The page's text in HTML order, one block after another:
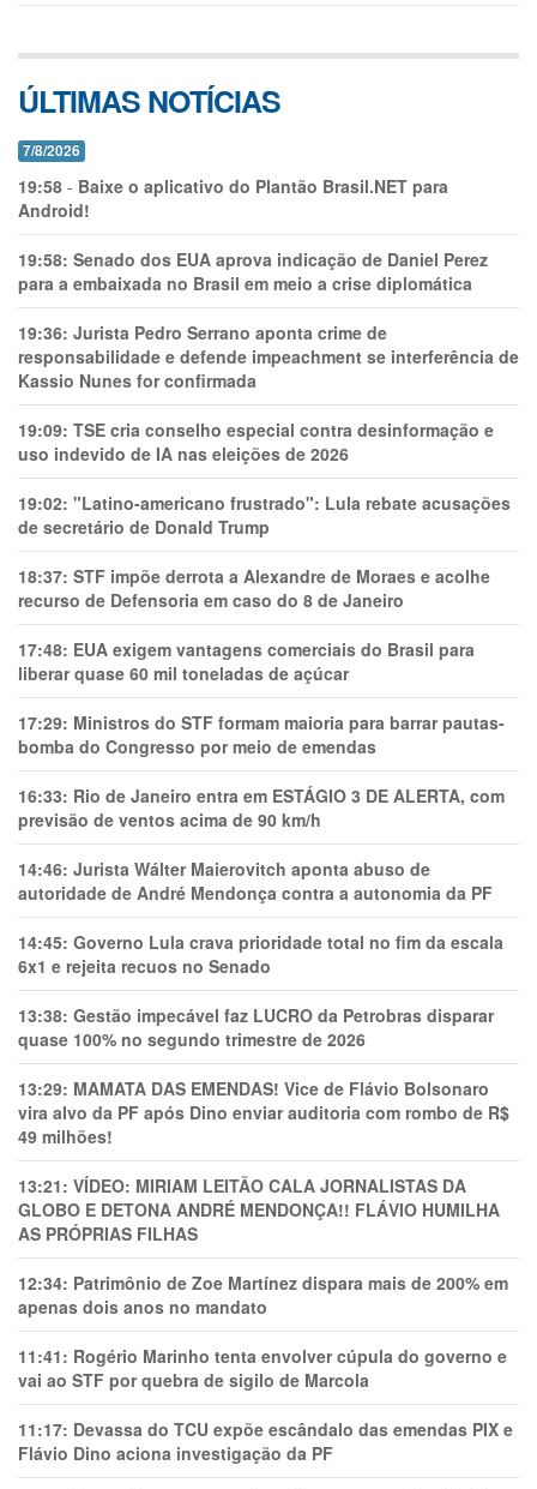
ÚLTIMAS NOTÍCIAS
7/8/2026
19:58 - Baixe o aplicativo do Plantão Brasil.NET para
Android!
19:58: Senado dos EUA aprova indicação de Daniel Perez
para a embaixada no Brasil em meio a crise diplomática
19:36: Jurista Pedro Serrano aponta crime de
responsabilidade e defende impeachment se interferência de
Kassio Nunes for confirmada
19:09: TSE cria conselho especial contra desinformação e
uso indevido de IA nas eleições de 2026
19:02: "Latino-americano frustrado": Lula rebate acusações
de secretário de Donald Trump
18:37: STF impõe derrota a Alexandre de Moraes e acolhe
recurso de Defensoria em caso do 8 de Janeiro
17:48: EUA exigem vantagens comerciais do Brasil para
liberar quase 60 mil toneladas de açúcar
17:29: Ministros do STF formam maioria para barrar pautas-
bomba do Congresso por meio de emendas
16:33: Rio de Janeiro entra em ESTÁGIO 3 DE ALERTA, com
previsão de ventos acima de 90 km/h
14:46: Jurista Wálter Maierovitch aponta abuso de
autoridade de André Mendonça contra a autonomia da PF
14:45: Governo Lula crava prioridade total no fim da escala
6x1 e rejeita recuos no Senado
13:38: Gestão impecável faz LUCRO da Petrobras disparar
quase 100% no segundo trimestre de 2026
13:29: MAMATA DAS EMENDAS! Vice de Flávio Bolsonaro
vira alvo da PF após Dino enviar auditoria com rombo de R$
49 milhões!
13:21: VÍDEO: MIRIAM LEITÃO CALA JORNALISTAS DA
GLOBO E DETONA ANDRÉ MENDONÇA!! FLÁVIO HUMILHA
AS PRÓPRIAS FILHAS
12:34: Patrimônio de Zoe Martínez dispara mais de 200% em
apenas dois anos no mandato
11:41: Rogério Marinho tenta envolver cúpula do governo e
vai ao STF por quebra de sigilo de Marcola
11:17: Devassa do TCU expõe escândalo das emendas PIX e
Flávio Dino aciona investigação da PF